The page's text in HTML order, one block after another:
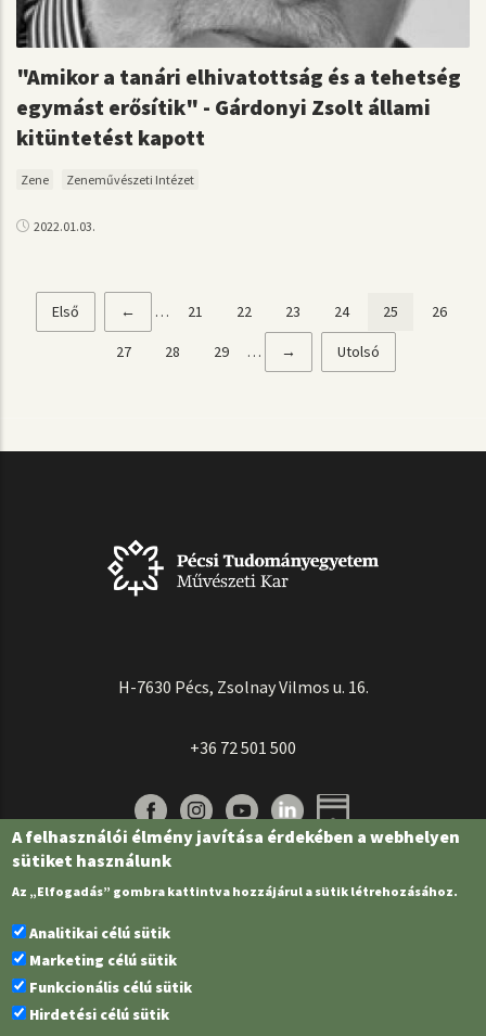
"Amikor a tanári elhivatottság és a tehetség
egymást erősítik" - Gárdonyi Zsolt állami
kitüntetést kapott
Zene Zeneművészeti Intézet
2022.01.03.
Oldalszámozás
Első
Első
Előző
← … Page
21 Page
22 Page
23 Page
24
Jelenlegi
oldal
25 Page
26
Page
27 Page
28 Page
29 …
Következő
→
Utolsó
Utolsó
H-7630 Pécs, Zsolnay Vilmos u. 16.
+36 72 501 500
Pécsi Tudományegyetem | Kancellária |
A felhasználói élmény javítása érdekében a webhelyen
sütiket használunk
Az „Elfogadás” gombra kattintva hozzájárul a sütik létrehozásához.
Analitikai célú sütik
Marketing célú sütik
Funkcionális célú sütik
Hirdetési célú sütik